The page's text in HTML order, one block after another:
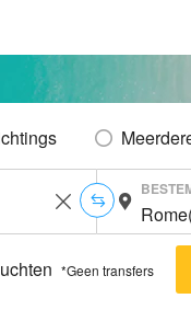
*Geen transfers